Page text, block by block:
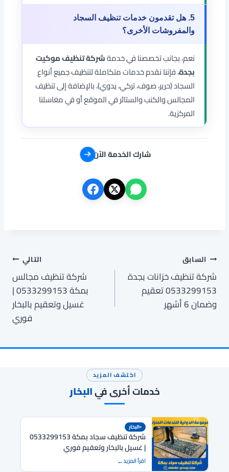
5. هل تقدمون خدمات تنظيف السجاد
والمفروشات الأخرى؟
نعم، بجانب تخصصنا في خدمةشركة تنظيف موكيت
بجدة، فإننا نقدم خدمات متكاملة لتنظيف جميع أنواع
السجاد (حرير، صوف، تركي، يدوي)، بالإضافة إلى تنظيف
المجالس والكنب والستائر في الموقع أو في مغاسلنا
المركزية.
شارك الخدمة الآن
تصفّح
المقالات
السابق
شركة تنظيف خزانات بجدة
0533299153 تعقيم
وضمان 6 أشهر
التالي
شركة تنظيف مجالس
بمكة 0533299153 |
غسيل وتعقيم بالبخار
فوري
اكتشف المزيد
خدمات أخرى فيالبخار
البخار
شركة تنظيف سجاد بمكة 0533299153
| غسيل بالبخار وتعقيم فوري
اقرأ المزيد